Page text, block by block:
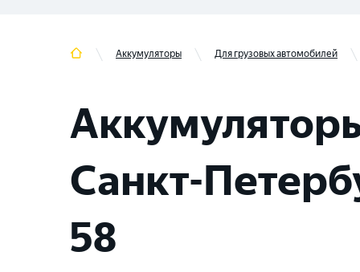
Аккумуляторы Для грузовых автомобилей
Санкт-
58